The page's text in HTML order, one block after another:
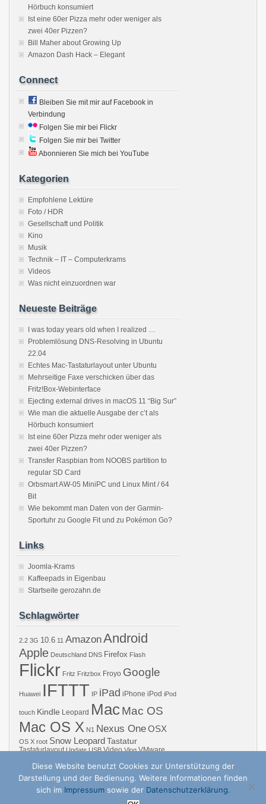
Hörbuch konsumiert
Ist eine 60er Pizza mehr oder weniger als
zwei 40er Pizzen?
Bill Maher about Growing Up
Amazon Dash Hack – Elegant
Connect
Bleiben Sie mit mir auf Facebook in
Verbindung
Folgen Sie mir bei Flickr
Folgen Sie mir bei Twitter
Abonnieren Sie mich bei YouTube
Kategorien
Empfohlene Lektüre
Foto / HDR
Gesellschaft und Politik
Kino
Musik
Technik – IT – Computerkrams
Videos
Was nicht einzuordnen war
Neueste Beiträge
I was today years old when I realized …
Problemlösung DNS-Resolving in Ubuntu
22.04
Echtes Mac-Tastaturlayout unter Ubuntu
Mehrseitige Faxe verschicken über das
Fritz!Box-Webinterface
Ejecting external drives in macOS 11 “Big Sur”
Wie man die aktuelle Ausgabe der c’t als
Hörbuch konsumiert
Ist eine 60er Pizza mehr oder weniger als
zwei 40er Pizzen?
Transfer Raspbian from NOOBS partition to
regular SD Card
Orbsmart AW-05 MiniPC und Linux Mint / 64
Bit
Wie bekommt man Daten von der Garmin-
Sportuhr zu Google Fit und zu Pokémon Go?
Links
Joomla-Krams
Kaffeepads in Eigenbau
Startseite gerozahn.de
Schlagwörter
2.2 3G 10.6 11 AmazonAndroid
Apple Deutschland DNS Firefox Flash
Flickr Fritz Fritzbox Froyo Google
Huawei IFTTT IP iPad iPhone iPod iPod
touch Kindle Leopard MacMac OS
Mac OS X N1 Nexus OneOSX
OS X root Snow LeopardTastatur
Tastaturlayout Update USB Video Vlog VMware
Diese Website benutzt Cookies zur Unterstützung der
Darstellung und der Bedienung. Weitere Informationen finden
sich im Impressumsowie der Datenschutzerklärung.